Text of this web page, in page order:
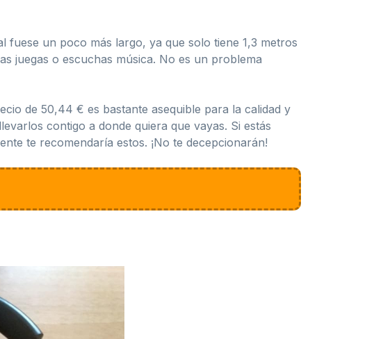
un poco más largo, ya que solo tiene 1,3 metros
juegas o escuchas música. No es un problema
de 50,44 € es bastante asequible para la calidad y
contigo a donde quiera que vayas. Si estás
te recomendaría estos. ¡No te decepcionarán!